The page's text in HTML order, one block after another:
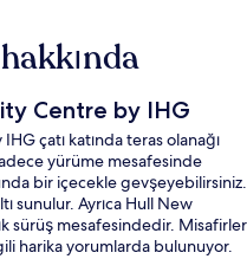
Centre by IHG
çatı katında teras olanağı
yürüme mesafesinde
bir içecekle gevşeyebilirsiniz.
sunulur. Ayrıca Hull New
sürüş mesafesindedir. Misafirler
harika yorumlarda bulunuyor.